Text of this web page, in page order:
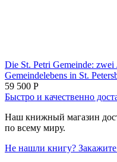
Die St. Petri Gemeinde: zwei
Gemeindelebens in St.
59 500 Р
Быстро и качественно
Наш книжный магазин
по всему миру.
Не нашли книгу?